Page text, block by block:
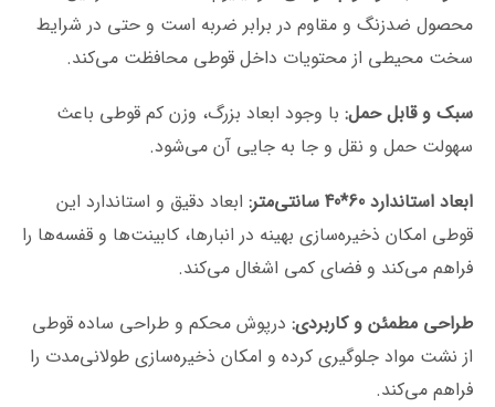
محصول ضدزنگ و مقاوم در برابر ضربه است و حتی در شرایط
سخت محیطی از محتویات داخل قوطی محافظت می‌کند.
سبک و قابل حمل: با وجود ابعاد بزرگ، وزن کم قوطی باعث
سهولت حمل و نقل و جا به جایی آن می‌شود.
ابعاد استاندارد 60*40 سانتی‌متر:
ابعاد دقیق و استاندارد این
قوطی امکان ذخیره‌سازی بهینه در انبارها، کابینت‌ها و قفسه‌ها را
فراهم می‌کند و فضای کمی اشغال می‌کند.
طراحی مطمئن و کاربردی: درپوش محکم و طراحی ساده قوطی
از نشت مواد جلوگیری کرده و امکان ذخیره‌سازی طولانی‌مدت را
فراهم می‌کند.